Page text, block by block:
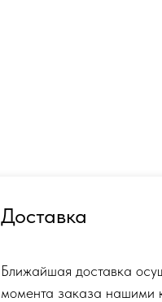
Доставка
Ближайшая доставка
момента заказа нашими